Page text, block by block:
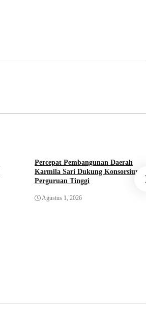
Percepat Pembangunan Daerah
Karmila Sari Dukung Konsorsium
Perguruan Tinggi
Agustus 1, 2026